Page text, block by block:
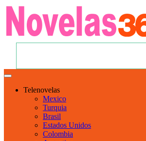
Telenovelas
Mexico
Turquia
Brasil
Estados Unidos
Colombia